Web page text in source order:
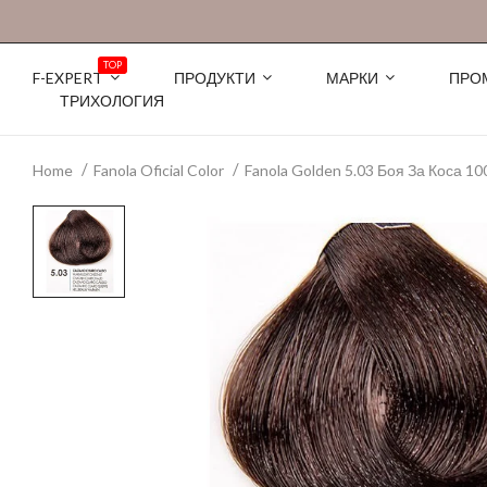
F-EXPERT
TOP
ПРОДУКТИ МАРКИ
ТРИХОЛОГИЯ
Home Fanola Oficial Color Fanola Golden 5.03 Боя За Коса